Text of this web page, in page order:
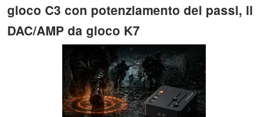
gioco C3 con potenziamento dei passi, il
DAC/AMP da gioco K7